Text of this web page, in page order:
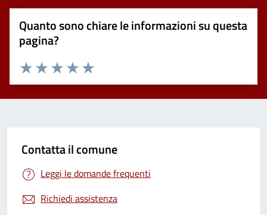
Quanto sono chiare le informazioni su questa
pagina?
Valuta 5 stelle su 5
Valuta 4 stelle su 5
Valuta 3 stelle su 5
Valuta 2 stelle su 5
Valuta 1 stelle su 5
Contatta il comune
Leggi le domande frequenti
Richiedi assistenza